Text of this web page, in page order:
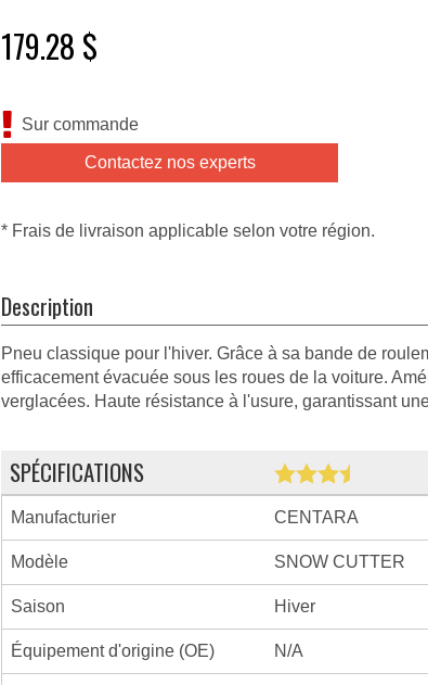
179.28 $
Sur commande
Contactez nos experts
* Frais de livraison applicable selon votre région.
Description
Pneu classique pour l'hiver. Grâce à sa bande de
efficacement évacuée sous les roues de la voiture.
verglacées. Haute résistance à l'usure, garantissant
SPÉCIFICATIONS
Manufacturier CENTARA
Modèle SNOW CUTTER
Saison Hiver
Équipement d'origine (OE) N/A